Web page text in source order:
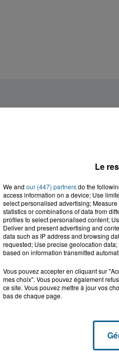
L'info locale dans le
Dunkerquois
Le
We and our (447) partnersdo the
access information on a device; Use
select personalised advertising;
statistics or combinations of data from
profiles to select personalised content;
Deliver and present advertising and
data such as IP address and browsing
requested; Use precise geolocation
based on information transmitted
Vous pouvez accepter en cliquant sur
mes choix". Vous pouvez également
ce site. Vous pouvez mettre à jour vos
bas de chaque page.